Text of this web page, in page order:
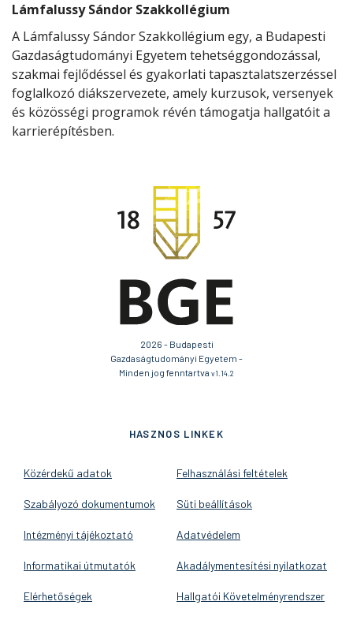
Lámfalussy Sándor Szakkollégium
A Lámfalussy Sándor Szakkollégium egy, a Budapesti
Gazdaságtudományi Egyetem tehetséggondozással,
szakmai fejlődéssel és gyakorlati tapasztalatszerzéssel
foglalkozó diákszervezete, amely kurzusok, versenyek
és közösségi programok révén támogatja hallgatóit a
karrierépítésben.
2026 - Budapesti
Gazdaságtudományi Egyetem -
Minden jog fenntartva v1.14.2
HASZNOS LINKEK
Közérdekű adatok
Szabályozó dokumentumok
Intézményi tájékoztató
Informatikai útmutatók
Elérhetőségek
Felhasználási feltételek
Süti beállítások
Adatvédelem
Akadálymentesítési nyilatkozat
Hallgatói Követelményrendszer